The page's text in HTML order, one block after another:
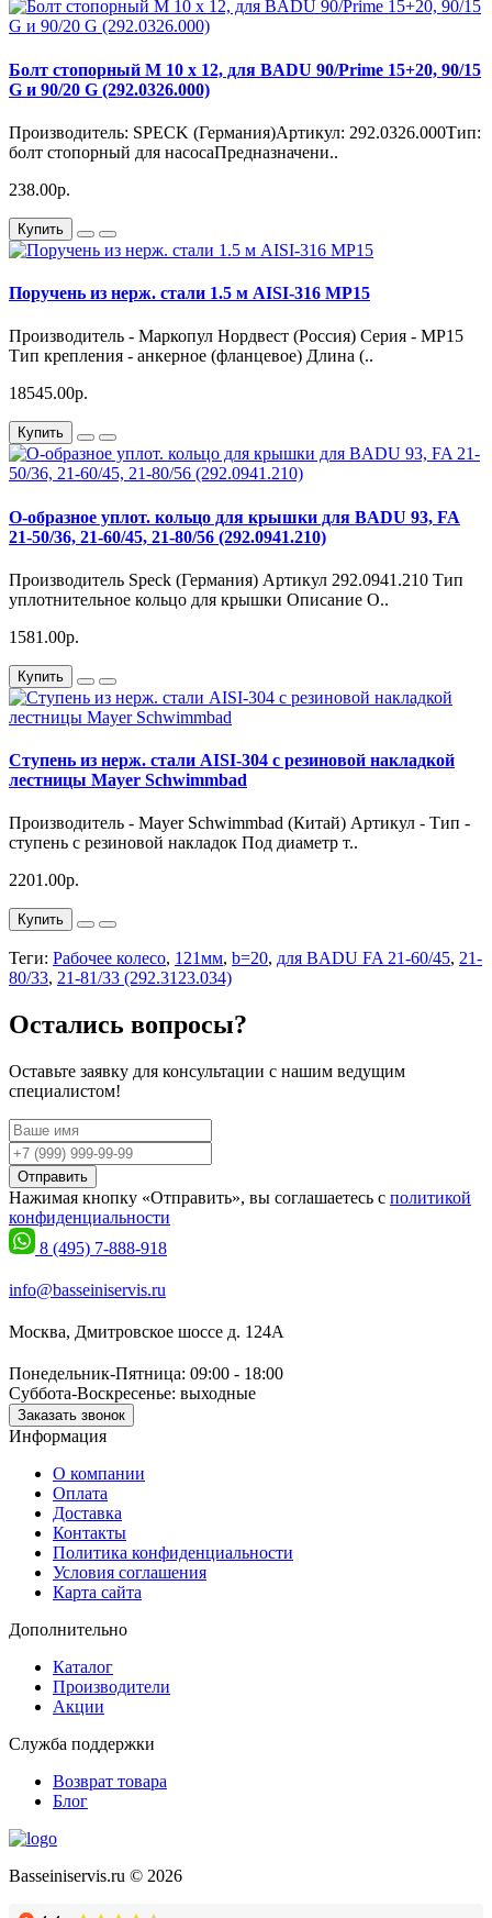
Болт стопорный M 10 x 12, для BADU 90/Prime 15+20, 90/15
G и 90/20 G (292.0326.000)
Производитель: SPECK (Германия)Артикул: 292.0326.000Тип:
болт стопорный для насосаПредназначени..
238.00р.
Купить
Поручень из нерж. стали 1.5 м AISI-316 MP15
Производитель - Маркопул Нордвест (Россия) Серия - MP15
Тип крепления - анкерное (фланцевое) Длина (..
18545.00р.
Купить
О-образное уплот. кольцо для крышки для BADU 93, FA
21-50/36, 21-60/45, 21-80/56 (292.0941.210)
Производитель Speck (Германия) Артикул 292.0941.210 Тип
уплотнительное кольцо для крышки Описание О..
1581.00р.
Купить
Ступень из нерж. стали AISI-304 с резиновой накладкой
лестницы Mayer Schwimmbad
Производитель - Mayer Schwimmbad (Китай) Артикул - Тип -
ступень с резиновой накладок Под диаметр т..
2201.00р.
Купить
Теги: Рабочее колесо, 121мм, b=20, для BADU FA 21-60/45, 21-
80/33, 21-81/33 (292.3123.034)
Остались вопросы?
Оставьте заявку для консультации с нашим ведущим
специалистом!
Отправить
Нажимая кнопку «Отправить», вы соглашаетесь с политикой
конфиденциальности
8 (495) 7-888-918
info@basseiniservis.ru
Москва, Дмитровское шоссе д. 124А
Понедельник-Пятница: 09:00 - 18:00
Суббота-Воскресенье: выходные
Заказать звонок
Информация
О компании
Оплата
Доставка
Контакты
Политика конфиденциальности
Условия соглашения
Карта сайта
Дополнительно
Каталог
Производители
Акции
Служба поддержки
Возврат товара
Блог
Basseiniservis.ru © 2026